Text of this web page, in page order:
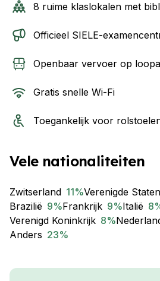
8 ruime klaslokalen met
Officieel SIELE-
Openbaar vervoer op
Gratis snelle Wi-Fi
Toegankelijk voor
Vele nationaliteiten
Zwitserland 11%Verenigde Staten
Brazilië 9%Frankrijk 9%Italië 8
Verenigd Koninkrijk 8%
Anders 23%